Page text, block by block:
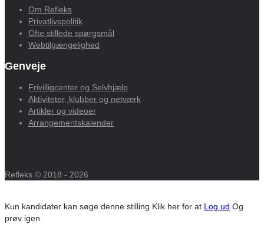
Om Refleks
Privatlivspolitik
Ofte stillede spørgsmål
Webtilgængelighed
Genveje
Frivilligcenter og Selvhjælp
Aktiviteter, klubber og netværk
Artikler og videoer
Arrangementskalender
Refleks © 2018 - 2026
Kun kandidater kan søge denne stilling Klik her for at Log ud Og
prøv igen